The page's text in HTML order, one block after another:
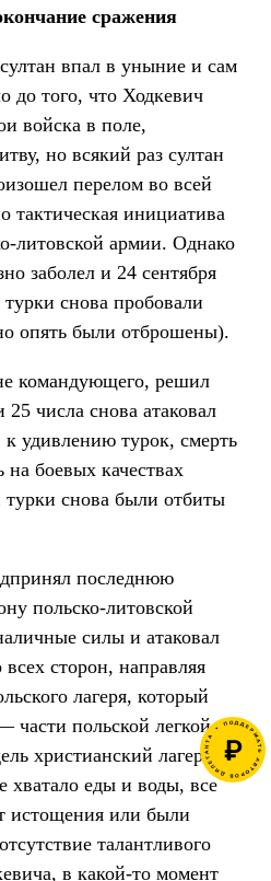
сражения
впал в уныние и сам
до того, что Ходкевич
войска в поле,
но всякий раз султан
перелом во всей
тактическая инициатива
литовской армии. Однако
заболел и 24 сентября
турки снова пробовали
опять были отброшены).
командующего, решил
25 числа снова атаковал
удивлению турок, смерть
на боевых качествах
снова были отбиты
последнюю
польско-литовской
силы и атаковал
сторон, направляя
лагеря, который
части польской легкой
христианский лагерь
хватало еды и воды, все
истощения или были
талантливого
в какой-то момент